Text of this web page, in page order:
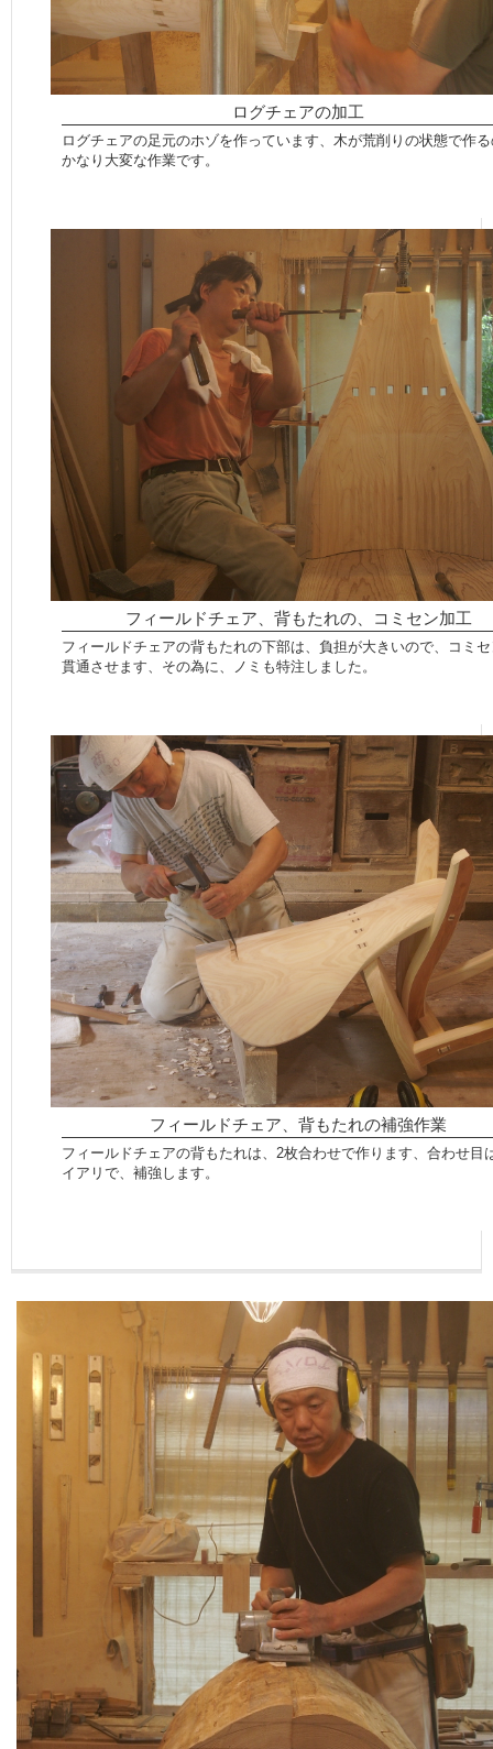
ログチェアの加工
ログチェアの足元のホゾを作っています、木が荒削りの状態で作
かなり大変な作業です。
フィールドチェア、背もたれの、コミセン加工
フィールドチェアの背もたれの下部は、負担が大きいので、コミ
貫通させます、その為に、ノミも特注しました。
フィールドチェア、背もたれの補強作業
フィールドチェアの背もたれは、2枚合わせで作ります、合わせ目
イアリで、補強します。